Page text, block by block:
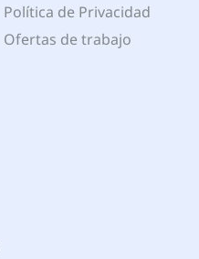
Política de Privacidad
Ofertas de trabajo